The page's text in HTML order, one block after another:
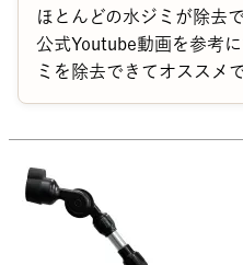
ほとんどの水ジミが除去
公式Youtube動画を参考
ミを除去できてオススメ